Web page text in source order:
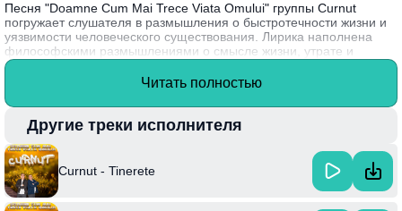
Песня "Doamne Cum Mai Trece Viata Omului" группы Curnut
погружает слушателя в размышления о быстротечности жизни и
уязвимости человеческого существования. Лирика наполнена
философскими размышлениями о смысле жизни, утрате и
ценности каждого момента. Музыка подчеркивает эти глубокие
эмоции, создавая атмосферу ностальгии и задумчивости. Артист
народными традициями и современными темами, что делает его
творчество особенно актуальным и резонирующим с
аудиториями разных возрастов.
Читать полностью
Другие треки исполнителя
Curnut - Tinerete